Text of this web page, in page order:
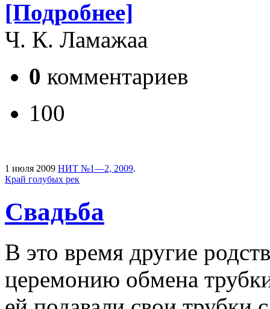
[Подробнее]
Ч. К. Ламажаа
0 комментариев
100
1 июля 2009 НИТ №1—2, 2009.
Край голубых рек
Свадьба
В это время другие
церемонию обмена